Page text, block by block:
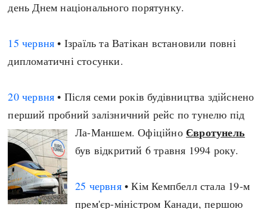
день Днем національного порятунку.
15 червня • Ізраїль та Ватікан встановили повні
дипломатичні стосунки.
20 червня • Після семи років будівництва здійснено
перший пробний залізничний рейс по тунелю під
Ла-Маншем. Офіційно Євротунель
був відкритий 6 травня 1994 року.
25 червня• Кім Кемпбелл стала 19-м
прем'єр-міністром Канади, першою